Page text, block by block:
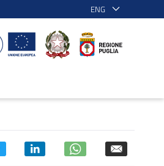
ENG
del TPL